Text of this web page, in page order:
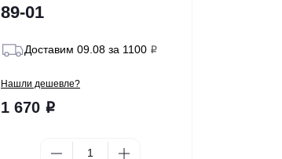
89-01
Доставим 09.08 за 1100 Р
Нашли дешевле?
1 670 Р